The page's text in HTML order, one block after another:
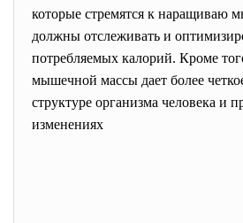
которые стремятся к наращиваю
должны отслеживать и
потребляемых калорий. Кроме
мышечной массы дает более
структуре организма человека и
изменениях